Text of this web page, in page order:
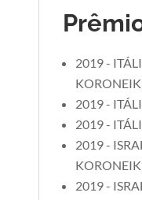
2019 -
2019 -
2019 -
2019 -
2019 -